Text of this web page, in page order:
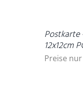
Postkarte
12x12cm
Preise